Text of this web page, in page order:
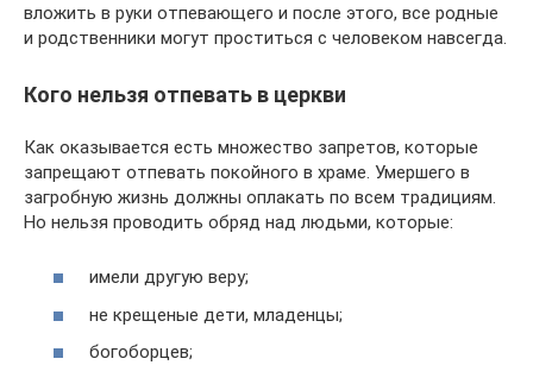
вложить в руки отпевающего и после этого, все родные
и родственники могут проститься с человеком навсегда.
Кого нельзя отпевать в церкви
Как оказывается есть множество запретов, которые
запрещают отпевать покойного в храме. Умершего в
загробную жизнь должны оплакать по всем традициям.
Но нельзя проводить обряд над людьми, которые:
имели другую веру;
не крещеные дети, младенцы;
богоборцев;